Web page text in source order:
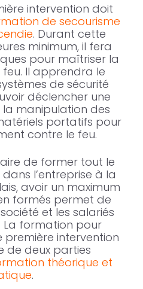
intervention doit
de secourisme
. Durant cette
minimum, il fera
pour maîtriser la
Il apprendra le
de sécurité
déclencher une
manipulation des
portatifs pour
contre le feu.
de former tout le
l’entreprise à la
avoir un maximum
formés permet de
et les salariés
La formation pour
première intervention
de deux parties
théorique et
.